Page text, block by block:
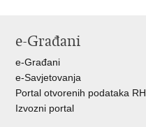
e-Građani
e-Građani
e-Savjetovanja
Portal otvorenih podataka RH
Izvozni portal